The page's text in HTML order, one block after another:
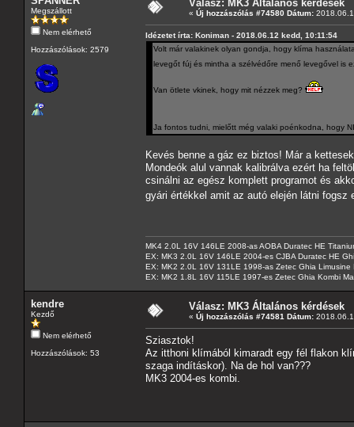
Megszállott
Nem elérhető
Hozzászólások: 2579
Válasz: MK3 Általános kérdések
« Új hozzászólás #74580 Dátum:
Idézetet írta: Koniman - 2018.06.12 kedd, 10:11:54
Volt már valakinek olyan gondja, hogy klíma
levegőt fúj és mintha a szélvédőre menő levegővel is
Van ötlete vkinek, hogy mit nézzek meg?
Ja fontos tudni, mielőtt még valaki poénkodna, hogy
Kevés benne a gáz ez biztos! Már a
Mondeók alul vannak kalibrálva ezért ha
csinálni az egész komplett programot és
gyári értékkel amit az autó elején látni
MK4 2.0L 16V 146LE 2008-as AOBA Duratec HE
EX: MK3 2.0L 16V 146LE 2004-es CJBA Duratec HE
EX: MK2 2.0L 16V 131LE 1998-as Zetec Ghia Limusine
EX: MK2 1.8L 16V 115LE 1997-es Zetec Ghia Kombi
kendre
Kezdő
Nem elérhető
Hozzászólások: 53
Válasz: MK3 Általános kérdések
« Új hozzászólás #74581 Dátum:
Sziasztok!
Az itthoni klímából kimaradt egy fél flakon
szaga indításkor). Na de hol van???
MK3 2004-es kombi.